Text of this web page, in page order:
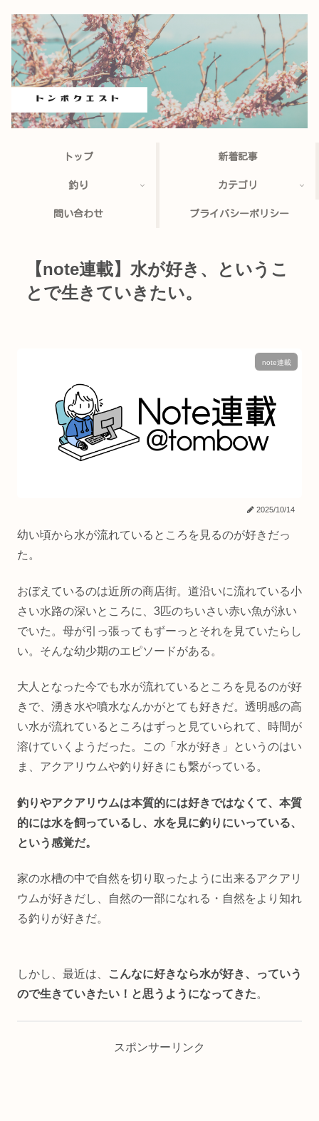
トップ 新着記事
釣り カテゴリ
問い合わせ プライバシーポリシー
【note連載】水が好き、というこ
とで生きていきたい。
note連載
2025/10/14
幼い頃から水が流れているところを見るのが好きだっ
た。
おぼえているのは近所の商店街。道沿いに流れている小
さい水路の深いところに、3匹のちいさい赤い魚が泳い
でいた。母が引っ張ってもずーっとそれを見ていたらし
い。そんな幼少期のエピソードがある。
大人となった今でも水が流れているところを見るのが好
きで、湧き水や噴水なんかがとても好きだ。透明感の高
い水が流れているところはずっと見ていられて、時間が
溶けていくようだった。この「水が好き」というのはい
ま、アクアリウムや釣り好きにも繋がっている。
釣りやアクアリウムは本質的には好きではなくて、本質
的には水を飼っているし、水を見に釣りにいっている、
という感覚だ。
家の水槽の中で自然を切り取ったように出来るアクアリ
ウムが好きだし、自然の一部になれる・自然をより知れ
る釣りが好きだ。
しかし、最近は、
こんなに好きなら水が好き、っていう
ので生きていきたい！と思うようになってきた。
スポンサーリンク